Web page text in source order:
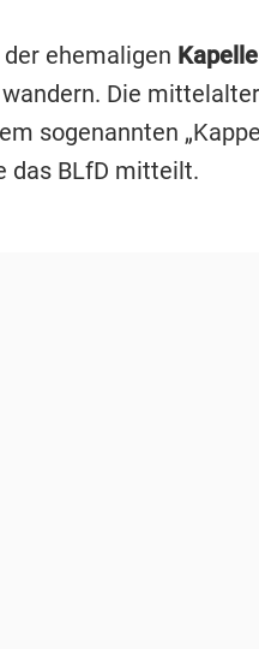
ehemaligen
Die
sogenannten
das BLfD mitteilt.